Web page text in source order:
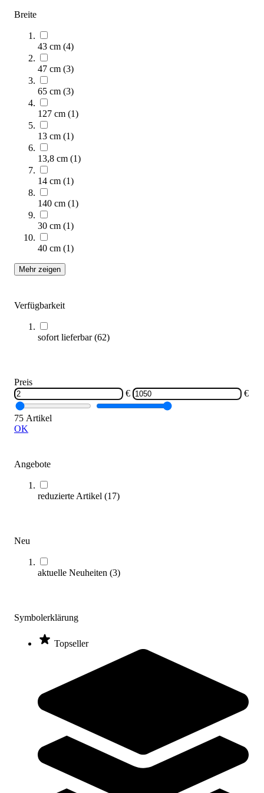
Breite
43 cm (4)
47 cm (3)
65 cm (3)
127 cm (1)
13 cm (1)
13,8 cm (1)
14 cm (1)
140 cm (1)
30 cm (1)
40 cm (1)
Mehr zeigen
Verfügbarkeit
sofort lieferbar(62)
Preis
€
€
75 Artikel
OK
Angebote
reduzierte Artikel (17)
Neu
aktuelle Neuheiten (3)
Symbolerklärung
Topseller
Kübler Sport® Bälle-Set KUNTERBUNT XL
806,00 €
Zum Produkt
Bald wieder lieferbar
Kübler Sport® Bälle-Set KUNTERBUNT
Zum Produkt
479,00 €
Kübler Sport® Aktiv-Pausen-Box
Zum Produkt
Bald wieder lieferbar